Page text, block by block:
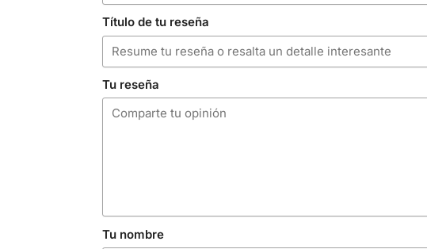
Título de tu reseña
Tu reseña
Tu nombre